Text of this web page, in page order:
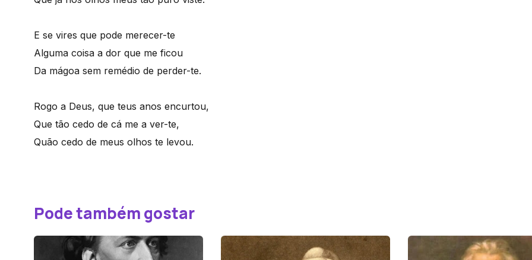
E se vires que pode merecer-te
Alguma coisa a dor que me ficou
Da mágoa sem remédio de perder-te.
Rogo a Deus, que teus anos encurtou,
Que tão cedo de cá me a ver-te,
Quão cedo de meus olhos te levou.
Pode também gostar